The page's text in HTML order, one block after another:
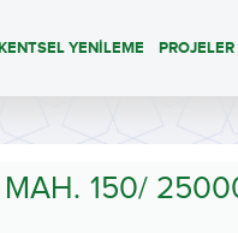
YENİLEME PROJELER
150/